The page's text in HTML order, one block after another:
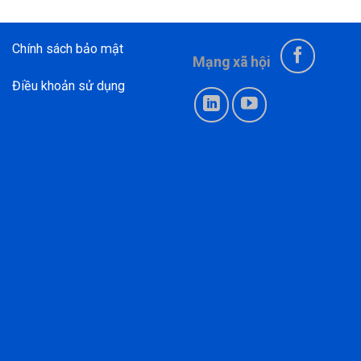
Chính sách bảo mật
Điều khoản sử dụng
Mạng xã hội